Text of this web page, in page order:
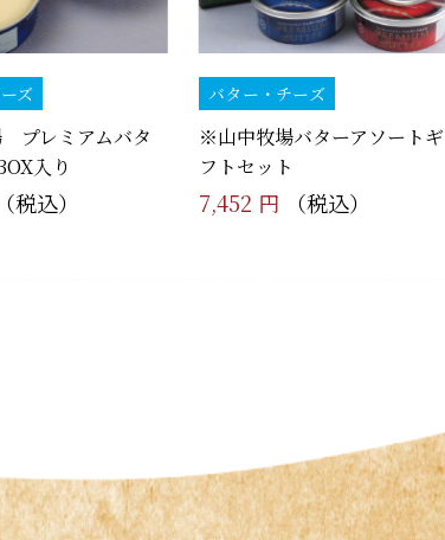
ズ
プレミアムバタ
入り
（税込）
バター・チーズ
※山中牧場バターアソートギ
フトセット
7,452 円 （税込）